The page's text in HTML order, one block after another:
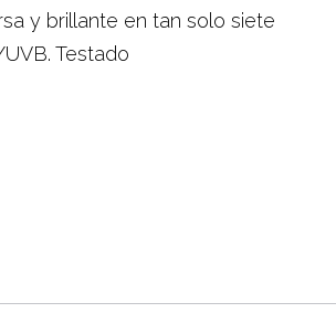
y brillante en tan solo siete
Testado